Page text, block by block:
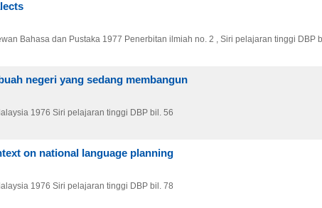
Bahasa dan Pustaka 1977 Penerbitan ilmiah no. 2 , Siri pelajaran tinggi DBP
negeri yang sedang membangun
1976 Siri pelajaran tinggi DBP bil. 56
on national language planning
1976 Siri pelajaran tinggi DBP bil. 78